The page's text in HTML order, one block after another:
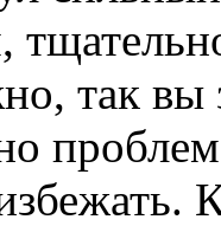
так вы